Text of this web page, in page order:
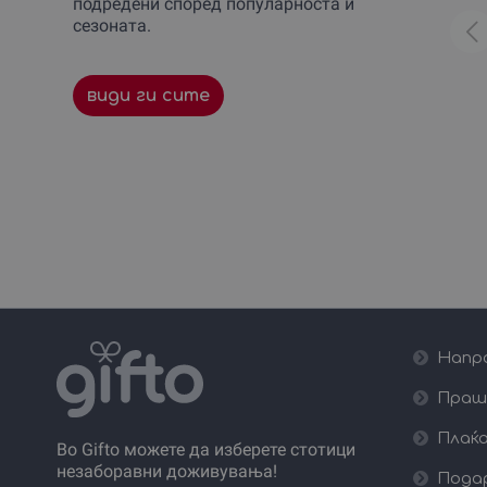
сезоната.
види ги сите
Во Gifto можете да изберете стотици
незаборавни доживувања!